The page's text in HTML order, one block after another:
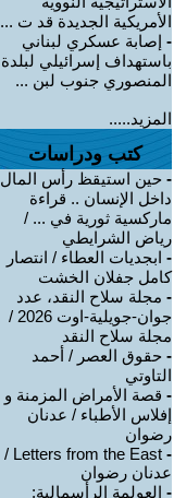
الأمريكية الجديدة قد ت ...
- إصابة عسكري لبناني
باستهداف إسرائيلي لبلدة
المنصوري جنوب لبن ...
المزيد.....
كتب ودراسات
- حين استيقظ رأس المال
داخل الإنسان .. قراءة
ماركسية ثورية في ... /
رياض الشرايطي
- ابجديات العطاء / انتصار
كامل جفلان الخشت
- مجلة سلاح النقد، عدد
جوان-جويلية-اوت 2026 /
مجلة سلاح النقد
- حقوق العصر / أحمد
التاوتي
- قصة الأمراض المزمنة و
إفلاس الأطباء / عدنان
رضوان
-
Letters from the East /
عدنان رضوان
- العولمة الرأسمالية: